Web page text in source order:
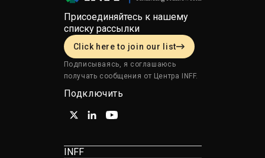
Присоединяйтесь к нашему
списку рассылки
Click here to join our list
Подписываясь, я соглашаюсь
получать сообщения от Центра INFF.
Подключить
INFF